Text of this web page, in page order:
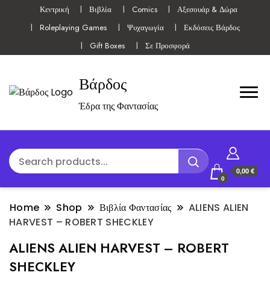
Κεντρική Βιβλία Comics
Αξεσουάρ & Δώρα
Roleplaying Games
Ψυχαγωγία
Εκδόσεις Βάρδος
Gift Boxes
Σε Προσφορά
Βάρδος
Έδρα της Φαντασίας
0
0,00 €
Home Shop Βιβλία Φαντασίας
ALIENS ALIEN
HARVEST – ROBERT SHECKLEY
ALIENS ALIEN HARVEST – ROBERT
SHECKLEY